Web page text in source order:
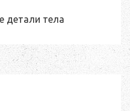
детали тела